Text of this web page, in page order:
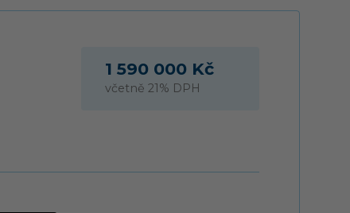
1 590 000 Kč
včetně 21% DPH